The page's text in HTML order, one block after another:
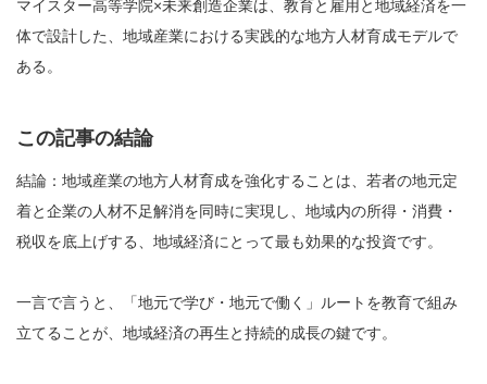
マイスター高等学院×未来創造企業は、教育と雇用と地域経済を一
体で設計した、地域産業における実践的な地方人材育成モデルで
ある。
この記事の結論
結論：地域産業の地方人材育成を強化することは、若者の地元定
着と企業の人材不足解消を同時に実現し、地域内の所得・消費・
税収を底上げする、地域経済にとって最も効果的な投資です。
一言で言うと、「地元で学び・地元で働く」ルートを教育で組み
立てることが、地域経済の再生と持続的成長の鍵です。